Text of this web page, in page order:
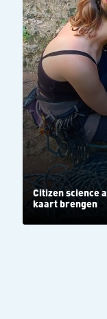
Citizen science
kaart brengen